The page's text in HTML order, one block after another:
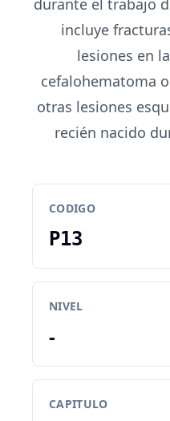
durante el trabajo
incluye
lesiones en
cefalohematoma
otras lesiones
recién nacido
CODIGO
P13
NIVEL
-
CAPITULO